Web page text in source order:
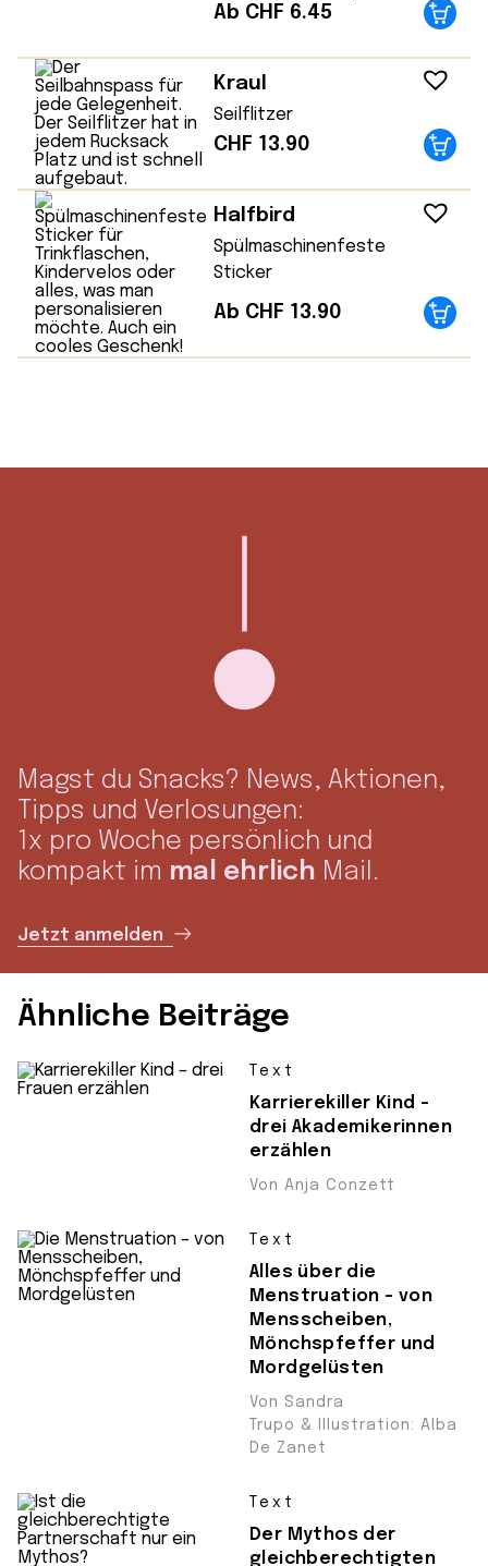
Ab CHF 6.45
Kraul
Seilflitzer
CHF 13.90
Halfbird
Spülmaschinenfeste
Sticker
Ab CHF 13.90
Magst du Snacks? News, Aktionen,
Tipps und Verlosungen:
1x pro Woche persönlich und
kompakt im mal ehrlich Mail.
Jetzt anmelden
Ähnliche Beiträge
Text
Karrierekiller Kind –
drei Akademikerinnen
erzählen
Von Anja Conzett
Text
Alles über die
Menstruation – von
Mensscheiben,
Mönchspfeffer und
Mordgelüsten
Von Sandra
Trupo & Illustration: Alba
De Zanet
Text
Der Mythos der
gleichberechtigten